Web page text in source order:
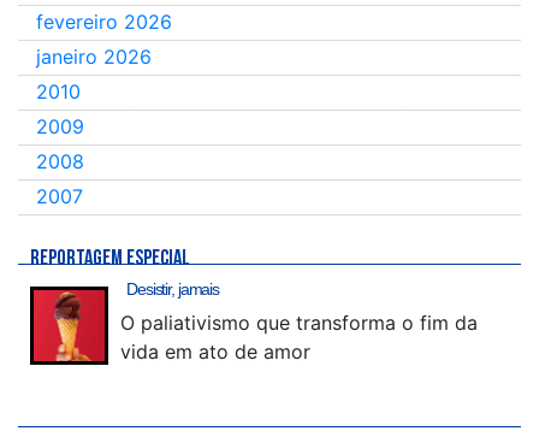
fevereiro 2026
janeiro 2026
2010
2009
2008
2007
REPORTAGEM ESPECIAL
Desistir, jamais
O paliativismo que transforma o fim da
vida em ato de amor